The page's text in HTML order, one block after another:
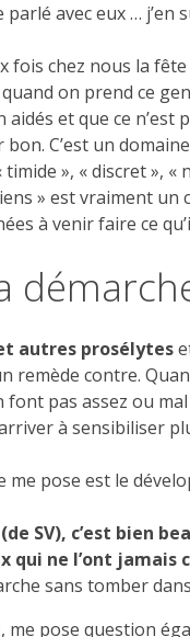
parlé avec eux …
fois chez nous la
quand on prend ce
aidés et que ce
C’est un
», « discret », «
» est vraiment
à venir faire ce
autres prosélytes
remède contre.
font pas assez ou
à sensibiliser
pose est le
SV), c’est bien
qui ne l’ont jamais
sans tomber
, me pose question